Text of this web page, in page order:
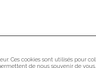
Ces cookies sont utilisés pour
de nous souvenir de